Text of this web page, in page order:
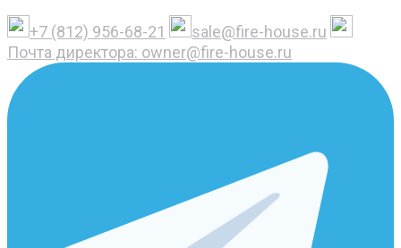
+7 (812) 956-68-21
sale@fire-house.ru
Почта директора: owner@fire-house.ru